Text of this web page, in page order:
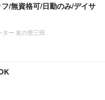
フ/無資格可/日勤のみ/デイサ
ー 友の里三田